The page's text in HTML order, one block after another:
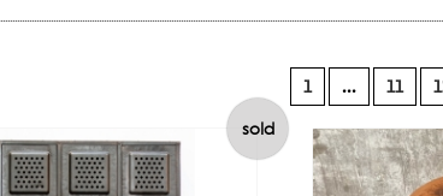
1 ... 11
sold